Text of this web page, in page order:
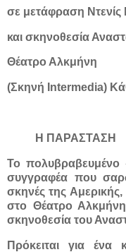
σε μετάφραση Ντενίς
και σκηνοθεσία
Θέατρο Αλκμήνη
(Σκηνή Intermedia)
Η ΠΑΡΑΣΤΑΣΗ
Το
συγγραφέα που
σκηνές της Αμερικής,
στο Θέατρο
σκηνοθεσία του
Πρόκειται για ένα